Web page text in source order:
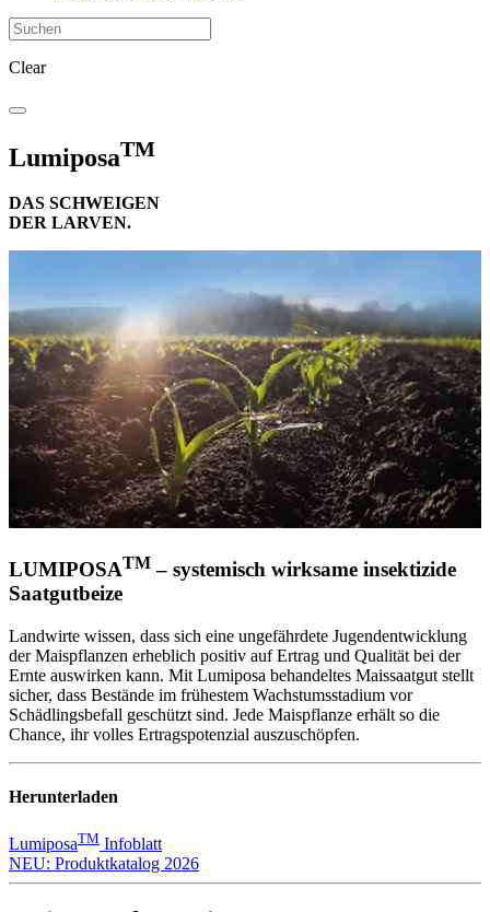
Clear
LumiposaTM
DAS SCHWEIGEN
DER LARVEN.
LUMIPOSATM – systemisch wirksame insektizide
Saatgutbeize
Landwirte wissen, dass sich eine ungefährdete Jugendentwicklung
der Maispflanzen erheblich positiv auf Ertrag und Qualität bei der
Ernte auswirken kann. Mit Lumiposa behandeltes Maissaatgut stellt
sicher, dass Bestände im frühestem Wachstumsstadium vor
Schädlingsbefall geschützt sind. Jede Maispflanze erhält so die
Chance, ihr volles Ertragspotenzial auszuschöpfen.
Herunterladen
LumiposaTM Infoblatt
NEU: Produktkatalog 2026